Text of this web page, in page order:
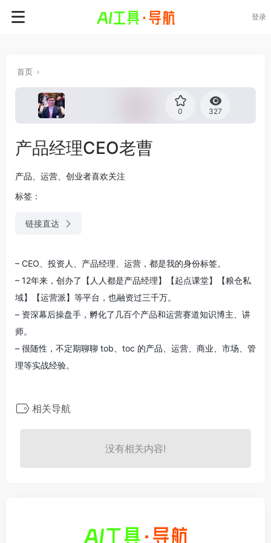
登录
首页
0 327
产品经理CEO老曹
产品、运营、创业者喜欢关注
标签：
链接直达
– CEO、投资人、产品经理、运营，都是我的身份标签。
– 12年来，创办了【人人都是产品经理】【起点课堂】【粮仓私
域】【运营派】等平台，也融资过三千万。
– 资深幕后操盘手，孵化了几百个产品和运营赛道知识博主、讲
师。
– 很随性，不定期聊聊 tob、toc 的产品、运营、商业、市场、管
理等实战经验。
相关导航
没有相关内容!